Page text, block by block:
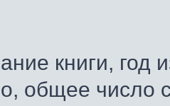
книги, год
общее число